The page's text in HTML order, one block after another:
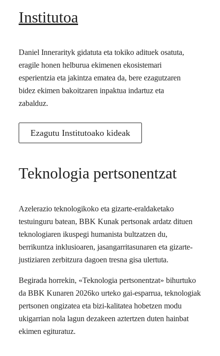
Institutoa
Daniel Innerarityk gidatuta eta tokiko adituek osatuta,
eragile honen helburua ekimenen ekosistemari
esperientzia eta jakintza ematea da, bere ezagutzaren
bidez ekimen bakoitzaren inpaktua indartuz eta
zabalduz.
Ezagutu Institutoako kideak
Teknologia pertsonentzat
Azelerazio teknologikoko eta gizarte-eraldaketako
testuinguru batean, BBK Kunak pertsonak ardatz dituen
teknologiaren ikuspegi humanista bultzatzen du,
berrikuntza inklusioaren, jasangarritasunaren eta gizarte-
justiziaren zerbitzura dagoen tresna gisa ulertuta.
Begirada horrekin, «Teknologia pertsonentzat» bihurtuko
da BBK Kunaren 2026ko urteko gai-esparrua, teknologiak
pertsonen ongizatea eta bizi-kalitatea hobetzen modu
ukigarrian nola lagun dezakeen aztertzen duten hainbat
ekimen egituratuz.